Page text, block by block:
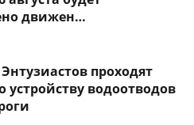
движен…
проходят
устройству водоотводов